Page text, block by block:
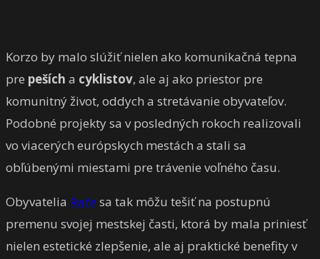
Korzo by malo slúžiť nielen ako komunikačná tepna
pre peších a cyklistov, ale aj ako priestor pre
komunitný život, oddych a stretávanie obyvateľov.
Podobné projekty sa v posledných rokoch realizovali
vo viacerých európskych mestách a stali sa
obľúbenými miestami pre trávenie voľného času.
Obyvatelia Rače sa tak môžu tešiť na postupnú
premenu svojej mestskej časti, ktorá by mala priniesť
nielen estetické zlepšenie, ale aj praktické benefity v